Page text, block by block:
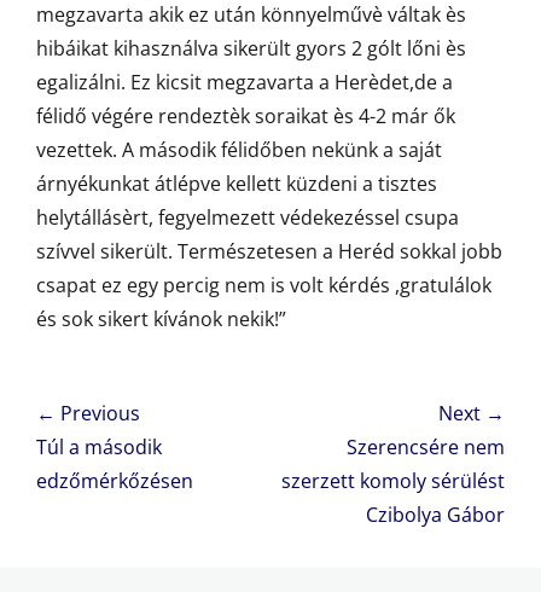
megzavarta akik ez után könnyelművè váltak ès
hibáikat kihasználva sikerült gyors 2 gólt lőni ès
egalizálni. Ez kicsit megzavarta a Herèdet,de a
félidő végére rendeztèk soraikat ès 4-2 már ők
vezettek. A második félidőben nekünk a saját
árnyékunkat átlépve kellett küzdeni a tisztes
helytállásèrt, fegyelmezett védekezéssel csupa
szívvel sikerült. Természetesen a Heréd sokkal jobb
csapat ez egy percig nem is volt kérdés ,gratulálok
és sok sikert kívánok nekik!”
Bejegyzés
navigáció
← Previous
Previous
post:
Túl a második
edzőmérkőzésen
Next →
post:
Szerencsére nem
szerzett komoly sérülést
Czibolya Gábor